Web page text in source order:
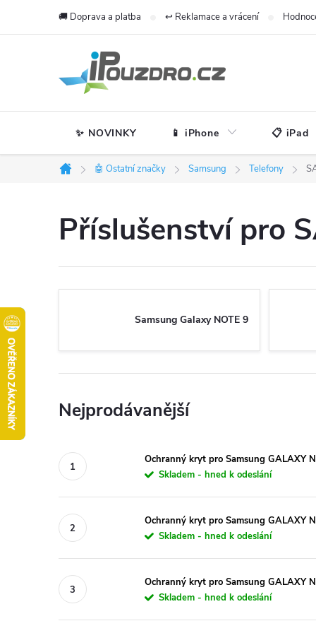
🚚 Doprava a platba ↩️ Reklamace a vrácení
✨ NOVINKY 📱 iPhone 📋 iPad
Domů
🤖 Ostatní značky Samsung Telefony
Příslušenství pro
Samsung Galaxy NOTE 9
Nejprodávanější
Ochranný kryt pro Samsung GALAXY
Skladem - hned k odeslání
Ochranný kryt pro Samsung GALAXY
Skladem - hned k odeslání
Ochranný kryt pro Samsung GALAXY
Skladem - hned k odeslání